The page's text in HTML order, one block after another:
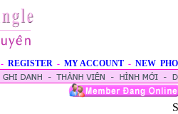
- REGISTER - MY ACCOUNT - NEW